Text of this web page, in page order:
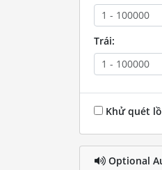
Trái:
Khử quét
Optional